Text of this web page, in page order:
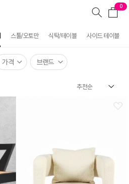
0
스툴/오토만 식탁/테이블 사이드 테이블
가격 브랜드